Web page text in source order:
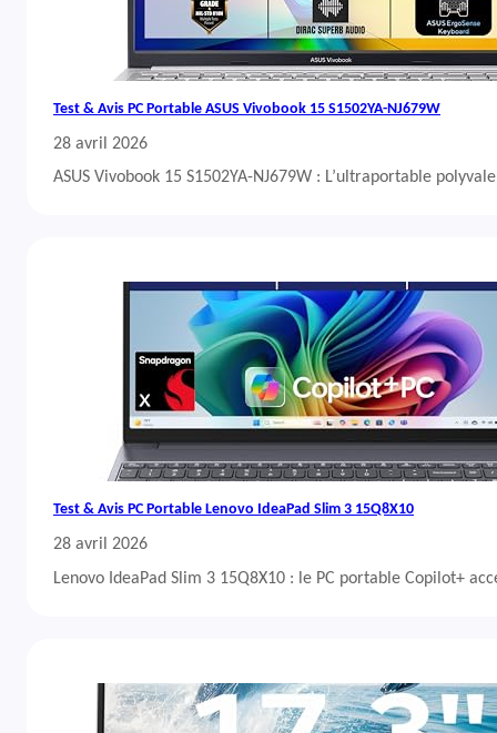
Test & Avis PC Portable ASUS Vivobook 15 S1502YA-NJ679W
28 avril 2026
ASUS Vivobook 15 S1502YA-NJ679W : L’ultraportable
Test & Avis PC Portable Lenovo IdeaPad Slim 3 15Q8X10
28 avril 2026
Lenovo IdeaPad Slim 3 15Q8X10 : le PC portable Copilot+